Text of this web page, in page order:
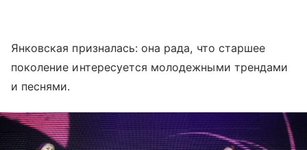
Янковская призналась: она рада, что старшее
поколение интересуется молодежными трендами
и песнями.